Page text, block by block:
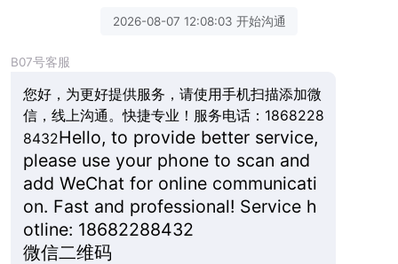
2026-08-07 12:08:03 开始沟通
B07号客服
您好，为更好提供服务，请使用手机扫描添加微
信，线上沟通。快捷专业！服务电话：1868228
8432Hello, to provide better service,
please use your phone to scan and
add WeChat for online communicati
on. Fast and professional! Service h
otline: 18682288432
微信二维码